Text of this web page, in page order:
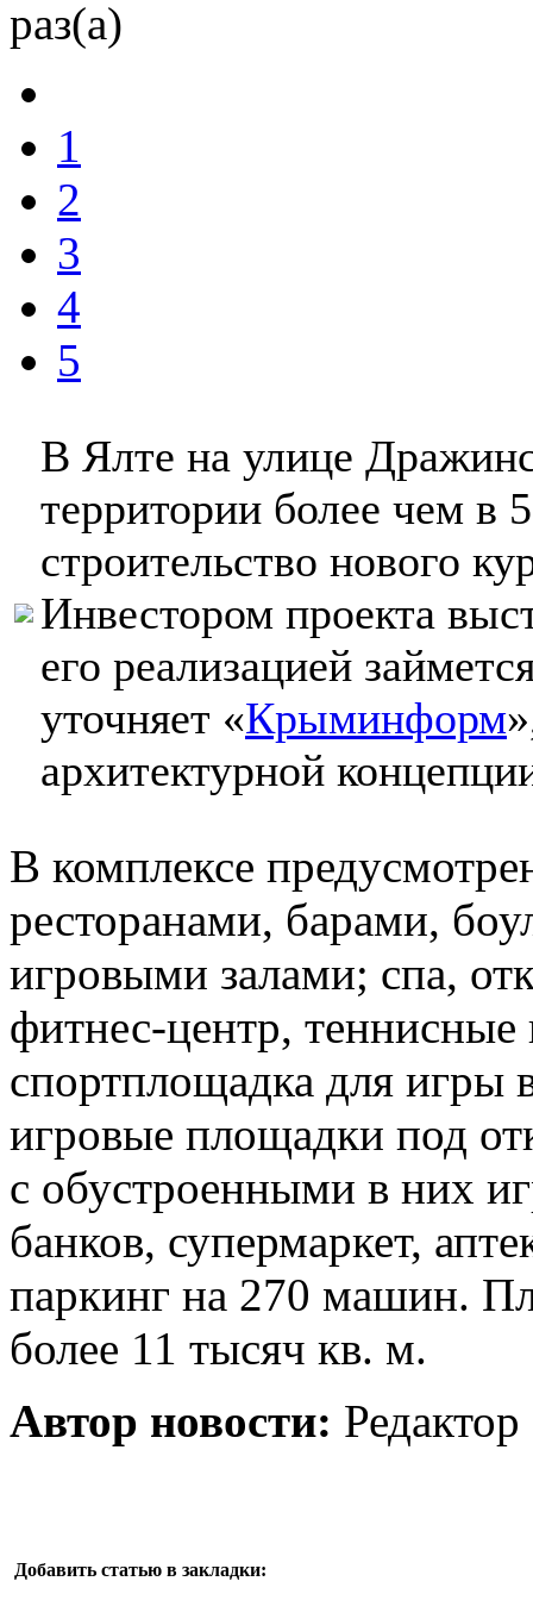
раз(а)
1
2
3
4
5
В Ялте на улице
территории более чем в
строительство нового
Инвестором проекта
его реализацией
уточняет «Крыминформ
архитектурной
В комплексе
ресторанами, барами,
игровыми залами; спа,
фитнес-центр,
спортплощадка для игры
игровые площадки под
с обустроенными в них
банков, супермаркет,
паркинг на 270 машин.
более 11 тысяч кв. м.
Автор новости:
Добавить статью в закладки: